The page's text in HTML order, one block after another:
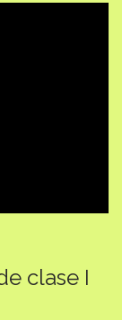
clase I